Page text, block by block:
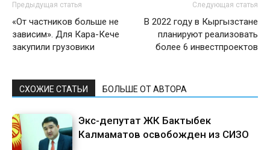
Предыдущая статья
«От частников больше не
зависим». Для Кара-Кече
закупили грузовики
Следующая статья
В 2022 году в Кыргызстане
планируют реализовать
более 6 инвестпроектов
СХОЖИЕ СТАТЬИ БОЛЬШЕ ОТ АВТОРА
Экс-депутат ЖК Бактыбек
Калмаматов освобожден из СИЗО